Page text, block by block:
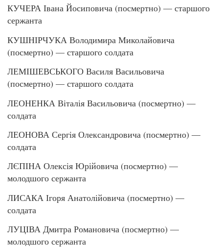
КУЧЕРА Івана Йосиповича (посмертно) — старшого
сержанта
КУШНІРЧУКА Володимира Миколайовича
(посмертно) — старшого солдата
ЛЕМІШЕВСЬКОГО Василя Васильовича
(посмертно) — старшого солдата
ЛЕОНЕНКА Віталія Васильовича (посмертно) —
солдата
ЛЕОНОВА Сергія Олександровича (посмертно) —
солдата
ЛЄПІНА Олексія Юрійовича (посмертно) —
молодшого сержанта
ЛИСАКА Ігоря Анатолійовича (посмертно) —
солдата
ЛУЦІВА Дмитра Романовича (посмертно) —
молодшого сержанта